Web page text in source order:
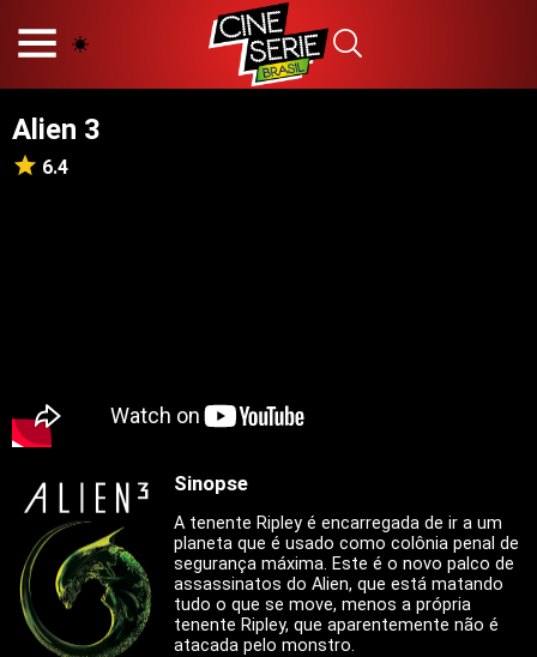
PRINCÍPIOS EDITORIAIS
POLÍTICA DE PRIVACIDADE
Filmes
Novelas
Alien 3
6.4
Sinopse
A tenente Ripley é encarregada de ir a um
planeta que é usado como colônia penal de
segurança máxima. Este é o novo palco de
assassinatos do Alien, que está matando
tudo o que se move, menos a própria
tenente Ripley, que aparentemente não é
atacada pelo monstro.